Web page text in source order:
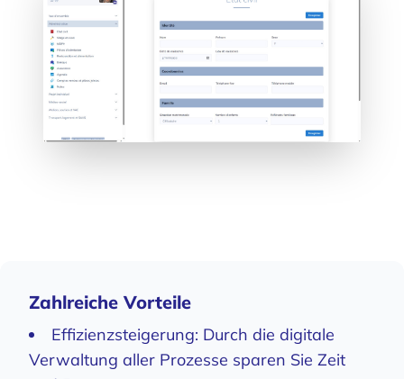
Zahlreiche Vorteile
Effizienzsteigerung: Durch die digitale
Verwaltung aller Prozesse sparen Sie Zeit